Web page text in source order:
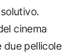
cinema
due pellicole